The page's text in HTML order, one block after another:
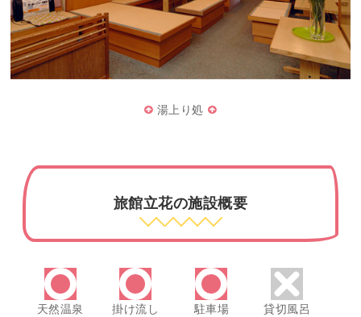
湯上り処
旅館立花の施設概要
天然温泉 掛け流し 駐車場 貸切風呂